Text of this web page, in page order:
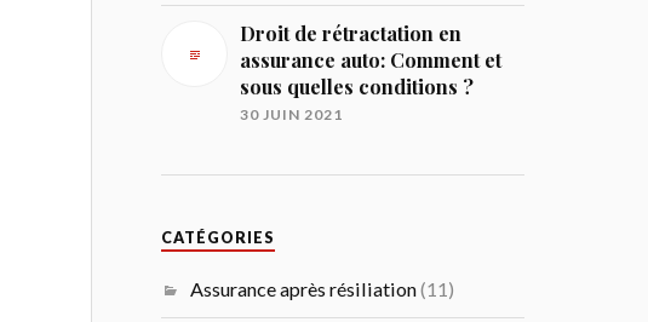
Droit de rétractation en
assurance auto: Comment et
sous quelles conditions ?
30 JUIN 2021
CATÉGORIES
Assurance après résiliation(11)